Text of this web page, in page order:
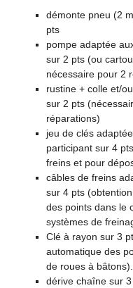
démonte pneu (2
pts
pompe adaptée
sur 2 pts (ou
nécessaire pour 2
rustine + colle et/
sur 2 pts
réparations)
jeu de clés
participant sur 4
freins et pour
câbles de freins
sur 4 pts
des points dans le
systèmes de
Clé à rayon sur 3
automatique des
de roues à bâtons).
dérive chaîne sur